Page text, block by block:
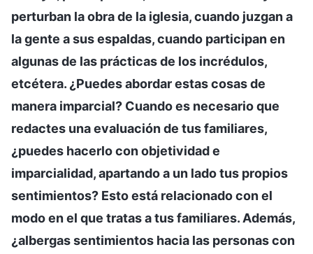
perturban la obra de la iglesia, cuando juzgan a
la gente a sus espaldas, cuando participan en
algunas de las prácticas de los incrédulos,
etcétera. ¿Puedes abordar estas cosas de
manera imparcial? Cuando es necesario que
redactes una evaluación de tus familiares,
¿puedes hacerlo con objetividad e
imparcialidad, apartando a un lado tus propios
sentimientos? Esto está relacionado con el
modo en el que tratas a tus familiares. Además,
¿albergas sentimientos hacia las personas con